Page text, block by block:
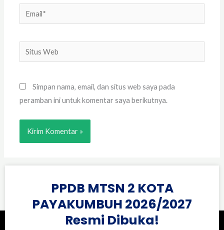
Email*
Situs
Web
Simpan nama, email, dan situs web saya pada
peramban ini untuk komentar saya berikutnya.
PPDB MTSN 2 KOTA
PAYAKUMBUH 2026/2027
Resmi Dibuka!